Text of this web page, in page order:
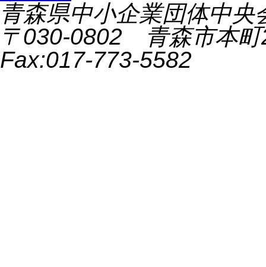
青森県中小企業団体中
〒030-0802 青森市本
Fax:017-773-5582